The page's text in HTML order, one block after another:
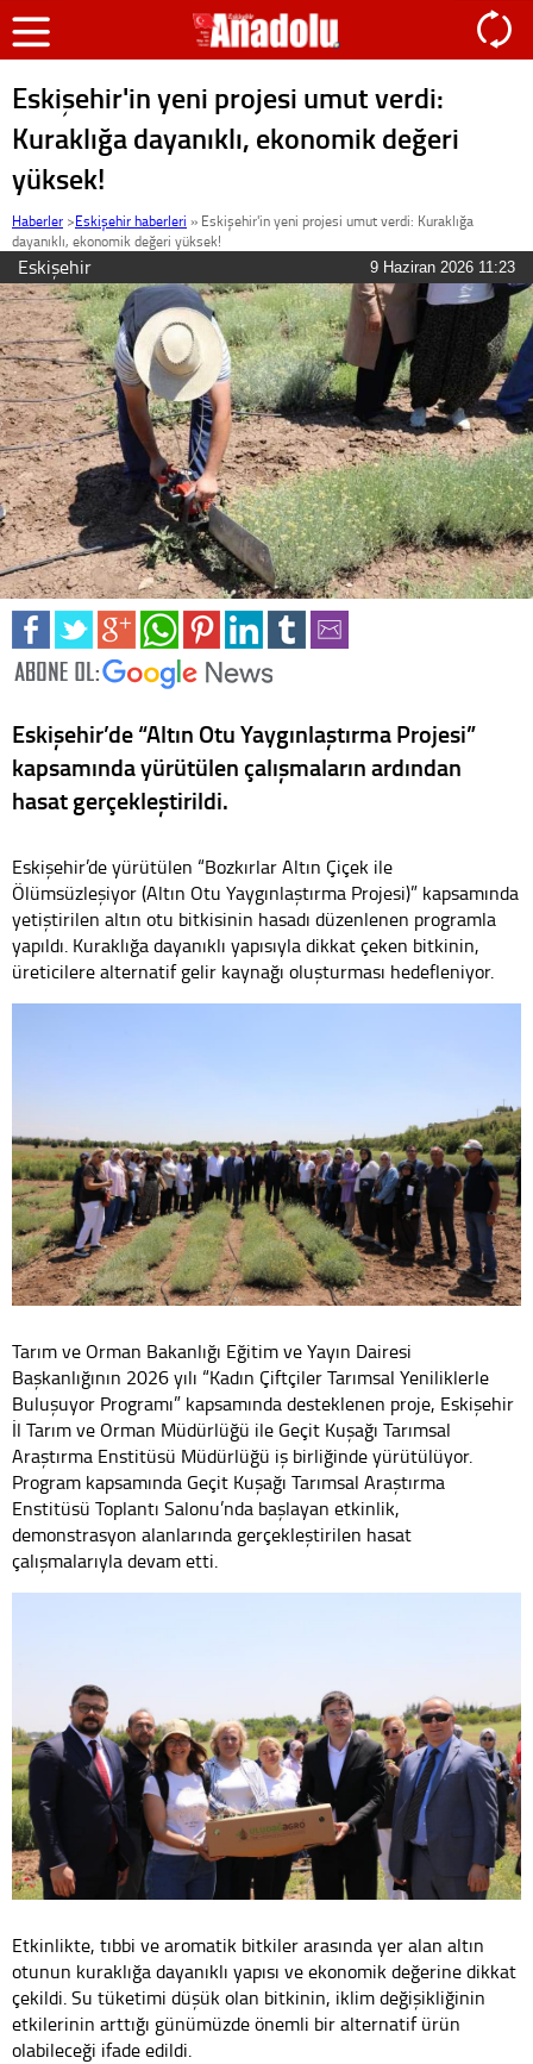
Eskişehir'in yeni projesi umut verdi:
Kuraklığa dayanıklı, ekonomik değeri
yüksek!
Haberler >Eskişehir haberleri » Eskişehir'in yeni projesi umut verdi: Kuraklığa
dayanıklı, ekonomik değeri yüksek!
Eskişehir 9 Haziran 2026 11:23
Eskişehir’de “Altın Otu Yaygınlaştırma Projesi”
kapsamında yürütülen çalışmaların ardından
hasat gerçekleştirildi.
Eskişehir’de yürütülen “Bozkırlar Altın Çiçek ile
Ölümsüzleşiyor (Altın Otu Yaygınlaştırma Projesi)” kapsamında
yetiştirilen altın otu bitkisinin hasadı düzenlenen programla
yapıldı. Kuraklığa dayanıklı yapısıyla dikkat çeken bitkinin,
üreticilere alternatif gelir kaynağı oluşturması hedefleniyor.
Tarım ve Orman Bakanlığı Eğitim ve Yayın Dairesi
Başkanlığının 2026 yılı “Kadın Çiftçiler Tarımsal Yeniliklerle
Buluşuyor Programı” kapsamında desteklenen proje, Eskişehir
İl Tarım ve Orman Müdürlüğü ile Geçit Kuşağı Tarımsal
Araştırma Enstitüsü Müdürlüğü iş birliğinde yürütülüyor.
Program kapsamında Geçit Kuşağı Tarımsal Araştırma
Enstitüsü Toplantı Salonu’nda başlayan etkinlik,
demonstrasyon alanlarında gerçekleştirilen hasat
çalışmalarıyla devam etti.
Etkinlikte, tıbbi ve aromatik bitkiler arasında yer alan altın
otunun kuraklığa dayanıklı yapısı ve ekonomik değerine dikkat
çekildi. Su tüketimi düşük olan bitkinin, iklim değişikliğinin
etkilerinin arttığı günümüzde önemli bir alternatif ürün
olabileceği ifade edildi.